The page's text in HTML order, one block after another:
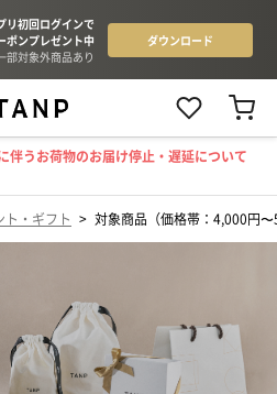
伴うお荷物のお届け停止・遅延について
・ギフト > 対象商品（価格帯：4,000円